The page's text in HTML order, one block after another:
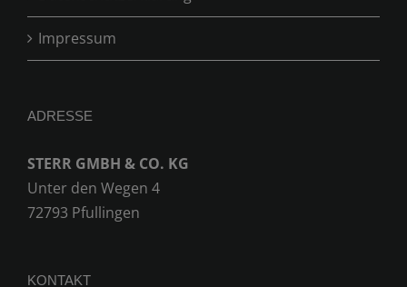
Impressum
ADRESSE
STERR GMBH & CO. KG
Unter den Wegen 4
72793 Pfullingen
KONTAKT